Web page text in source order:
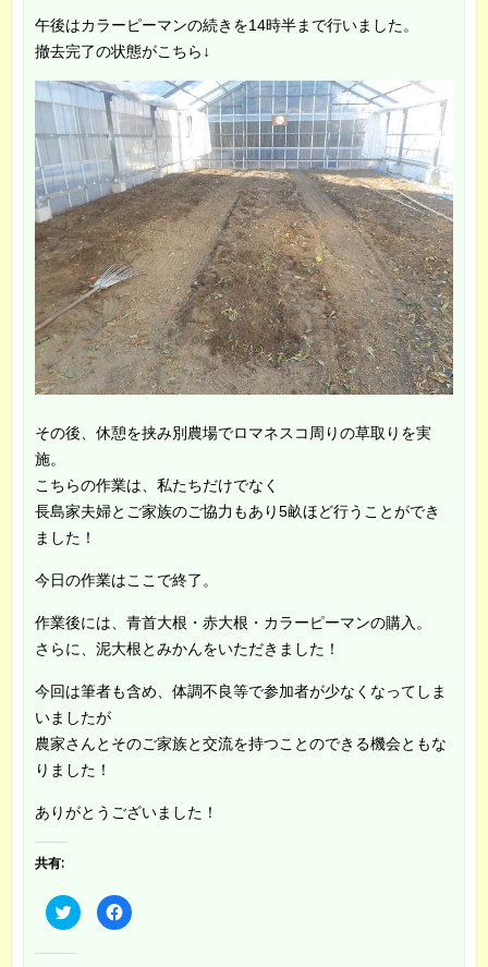
午後はカラーピーマンの続きを14時半まで行いました。
撤去完了の状態がこちら↓
その後、休憩を挟み別農場でロマネスコ周りの草取りを実
施。
こちらの作業は、私たちだけでなく
長島家夫婦とご家族のご協力もあり5畝ほど行うことができ
ました！
今日の作業はここで終了。
作業後には、青首大根・赤大根・カラーピーマンの購入。
さらに、泥大根とみかんをいただきました！
今回は筆者も含め、体調不良等で参加者が少なくなってしま
いましたが
農家さんとそのご家族と交流を持つことのできる機会ともな
りました！
ありがとうございました！
共有:
ク
リ
F
a